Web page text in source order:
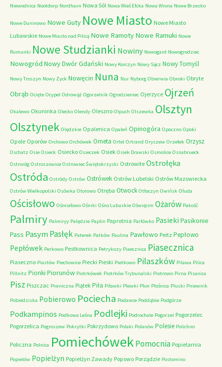
Niewodnica Nootdorp Nordhavn Nowa Sól Nowa Wieś Ełcka Nowa Wrona Nowe Brzesko
Nowe Duninowo Nowe Guty Nowe Miasto Nowe Miasto
Lubawskie Nowe Miasto nad Pilicą Nowe Ramoty Nowe Ramuki Nowe
Rumunki Nowe Studzianki Nowiny Nowogard Nowogrodziec
Nowogród Nowy Dwór Gdański Nowy Korczyn Nowy Sącz Nowy Tomyśl
Nowy Troszyn Nowy Zyck Nowęcin Nuna Nur Nyborg Obierwia Obroki Obryte
Obrąb Ocięte Ocypel Odrowąż Ogorzelnik Ogrodzieniec Ojerzyce Ojrzeń
Okalewo Okuninka Olecko Olendy Oleszno Olpuch Olszewka Olsztyn
Olsztynek Olędzkie Opalenica Opaleń Opinogóra Opoczno Opoki
Opole Oporów Orchowo Orchówek Orneta Ortel Ortrand Oryszew Orzełek Orzysz
Oschatz Osie Osieck Osiecko Osieczek Osiek Osiek Drawski Osmolice Osnabrueck
Ostroróg Ostroszowice Ostrowiec Świętokrzyski Ostrowite Ostrołęka
Ostróda Ostródy Ostrów Ostrówek Ostrów Lubelski Ostrów Mazowiecka
Ostrów Wielkopolski Osówka Otorowo Otręba Otwock Otłoczyn Owińsk Ołuda
Ościsłowo Ośmiałowo Ośniki Ośno Lubuskie Oświęcim Ożarów Pakość
Palmiry Palmiryy Palędzie Paplin Paprotnia Parłówko Pasieki Pasikonie
Pass PasymPasłęk Paterek Patków Paulina Pawłowo Peitz Pepłowo
Pepłówek Perkowo Pestkownica Petrykozy Piaecznica Piasecznica
Piaseczno Piastów Piechowice Piecki Pieski Pietkowo Pilaszków Pilawa Pilica
Pillnitz Pionki Piorunów Piotrkówek Piotrków Trybunalski Piotrowo Pirna Pisanica
Pisz Piszczac Piwniczna Piątek Piła Piławki Plewki Plon Plośnica Pluski Pniewnik
Pobiedziska Pobierowo Pociecha Podawce Poddąbie Podgórze
Podkampinos Podkowa Leśna Podlejki Podrochale Pogorzel Pogorzelec
Pogorzelica Pogroszew Pokrytki Pokrzydowo Polaki Polanów Polesie Polichno
Policzna Polnica PomiechówekPomocnia Popielarnia
Popielów Popielżyn Popielżyn Zawady Popowo Porządzie Postomino